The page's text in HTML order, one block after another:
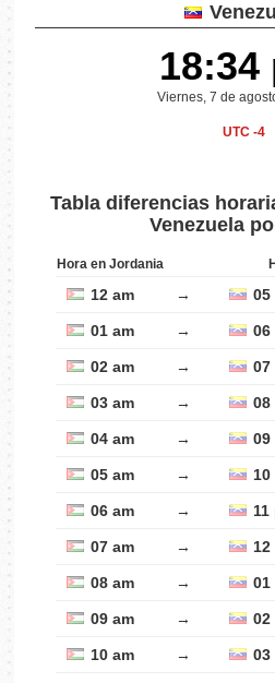
18:34
Viernes, 7 de
UTC -4
Tabla diferencias
Venezuela
Hora en Jordania
12 am → 05
01 am → 06
02 am → 07
03 am → 08
04 am → 09
05 am → 10
06 am → 11
07 am → 12
08 am → 01
09 am → 02
10 am → 03